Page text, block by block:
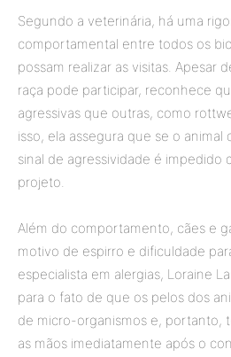
Segundo a veterinária, há uma
comportamental entre todos os
possam realizar as visitas. Apesar
raça pode participar, reconhece
agressivas que outras, como
isso, ela assegura que se o
sinal de agressividade é impedido
projeto.
Além do comportamento, cães e
motivo de espirro e dificuldade
especialista em alergias, Loraine
para o fato de que os pelos dos
de micro-organismos e, portanto,
as mãos imediatamente após o